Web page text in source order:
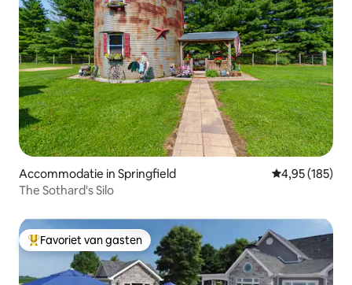
Accommodatie in Springfield Gemiddelde
4,95 (185)
The Sothard's Silo
Topfavoriet van gasten
Favoriet van gasten